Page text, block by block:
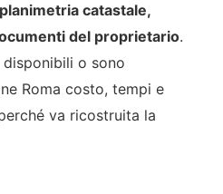
catastale,
del proprietario.
o sono
Roma costo, tempi e
va ricostruita la